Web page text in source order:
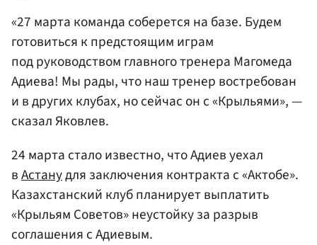
«27 марта команда соберется на базе. Будем
готовиться к предстоящим играм
под руководством главного тренера Магомеда
Адиева! Мы рады, что наш тренер востребован
и в других клубах, но сейчас он с «Крыльями», —
сказал Яковлев.
24 марта стало известно, что Адиев уехал
вАстанудля заключения контракта с «Актобе».
Казахстанский клуб планирует выплатить
«Крыльям Советов» неустойку за разрыв
соглашения с Адиевым.